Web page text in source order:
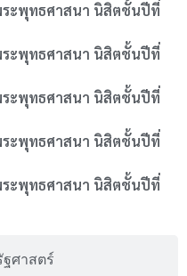
ศาสตร์
ะพุทธศาสนา นิสิตชั้นปีที่
ะพุทธศาสนา นิสิตชั้นปีที่
ะพุทธศาสนา นิสิตชั้นปีที่
ะพุทธศาสนา นิสิตชั้นปีที่
ะพุทธศาสนา นิสิตชั้นปีที่